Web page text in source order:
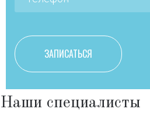
Наши специалисты